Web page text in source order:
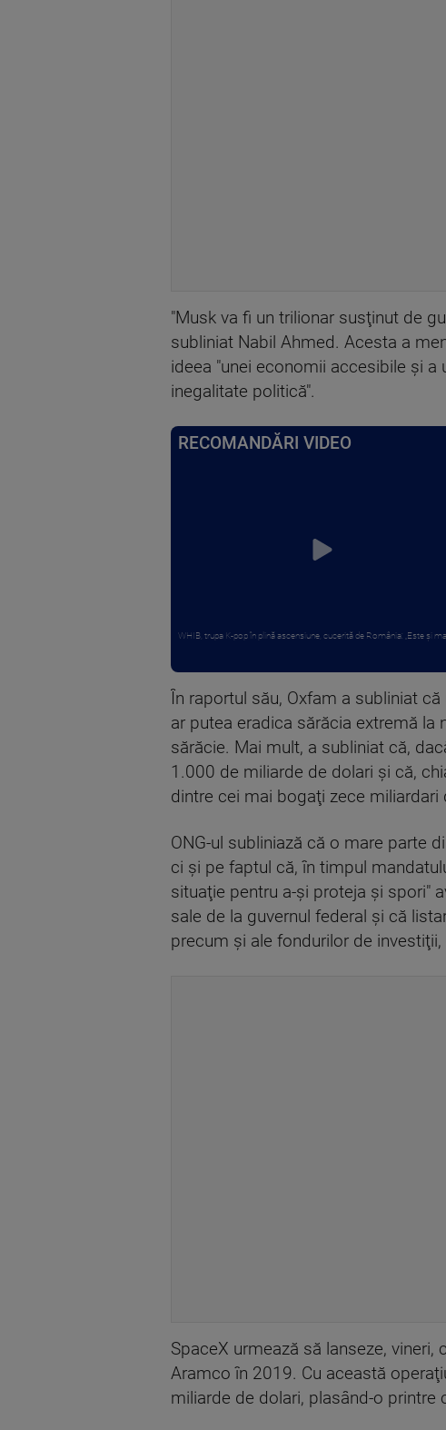
"Musk va fi un trilionar susţinut de
subliniat Nabil Ahmed. Acesta a
ideea "unei economii accesibile şi
inegalitate politică".
RECOMANDĂRI VIDEO
WHIB, trupa K-pop în plină ascensiune, cucerită de România: „Este și mai
În raportul său, Oxfam a subliniat
ar putea eradica sărăcia extremă
sărăcie. Mai mult, a subliniat că,
1.000 de miliarde de dolari şi că,
dintre cei mai bogaţi zece miliardari
ONG-ul subliniază că o mare parte
ci şi pe faptul că, în timpul
situaţie pentru a-şi proteja şi spori"
sale de la guvernul federal şi că
precum şi ale fondurilor de
SpaceX urmează să lanseze,
Aramco în 2019. Cu această
miliarde de dolari, plasând-o